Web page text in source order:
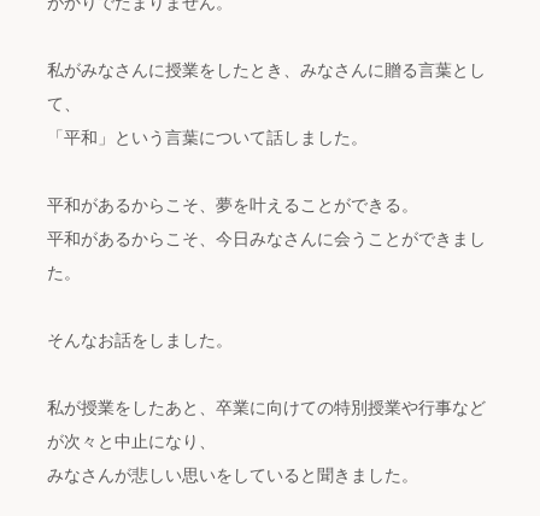
私がみなさんに授業をしたとき、みなさんに贈る言葉とし
て、
「平和」という言葉について話しました。
平和があるからこそ、夢を叶えることができる。
平和があるからこそ、今日みなさんに会うことができまし
た。
そんなお話をしました。
私が授業をしたあと、卒業に向けての特別授業や行事など
が次々と中止になり、
みなさんが悲しい思いをしていると聞きました。